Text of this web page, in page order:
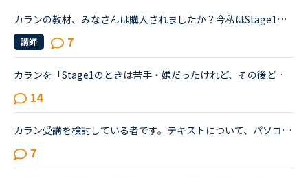
カランの教材、みなさんは購入されましたか？今私はStage1のnew workが終わり、Stage1の復習(Full stage revision?)を始めたところです。ちなみにすでに7回受講しています。2、3回前のレッスンから毎回講師の方か...
講師 7
カランを「Stage1のときは苦手・嫌だったけれど、その後どんどん好きになっていた／楽しくなっていった」方のお話を伺ってみたいです。いつも楽しく、共感しながらNC広場を拝見しています。カランを受講したく、1...
14
カラン受講を検討している者です。テキストについて、パソコンで受講する場合は紙媒体かe-bookでのテキストを購入する必要がありますが、アプリを使用する場合（タブレット、スマホ等？）は購入しなくても画面に...
7